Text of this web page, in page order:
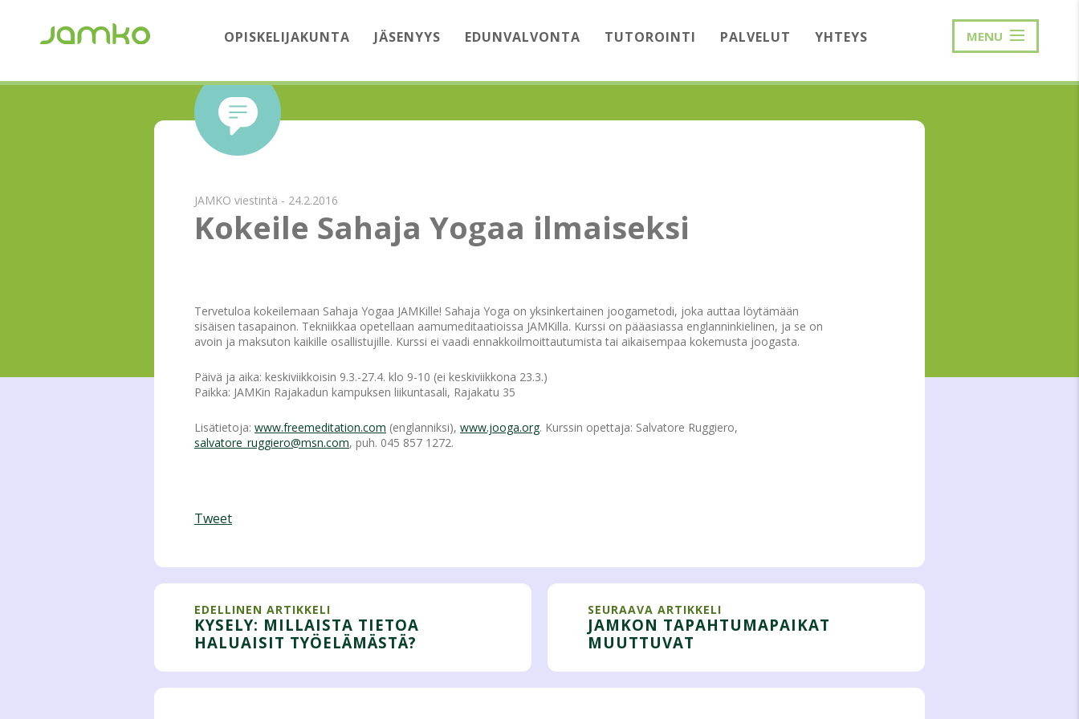
OPISKELIJAKUNTA JÄSENYYS EDUNVALVONTA TUTOROINTI PALVELUT YHTEYS MENU
JAMKO viestintä - 24.2.2016
Kokeile Sahaja Yogaa ilmaiseksi
Tervetuloa kokeilemaan Sahaja Yogaa JAMKille! Sahaja Yoga on yksinkertainen joogametodi, joka auttaa löytämään
sisäisen tasapainon. Tekniikkaa opetellaan aamumeditaatioissa JAMKilla. Kurssi on pääasiassa englanninkielinen, ja se on
avoin ja maksuton kaikille osallistujille. Kurssi ei vaadi ennakkoilmoittautumista tai aikaisempaa kokemusta joogasta.
Päivä ja aika: keskiviikkoisin 9.3.-27.4. klo 9-10 (ei keskiviikkona 23.3.)
Paikka: JAMKin Rajakadun kampuksen liikuntasali, Rajakatu 35
Lisätietoja: www.freemeditation.com (englanniksi), www.jooga.org. Kurssin opettaja: Salvatore Ruggiero,
salvatore_ruggiero@msn.com, puh. 045 857 1272.
Tweet
EDELLINEN ARTIKKELI
KYSELY: MILLAISTA TIETOA
HALUAISIT TYÖELÄMÄSTÄ?
SEURAAVA ARTIKKELI
JAMKON TAPAHTUMAPAIKAT
MUUTTUVAT